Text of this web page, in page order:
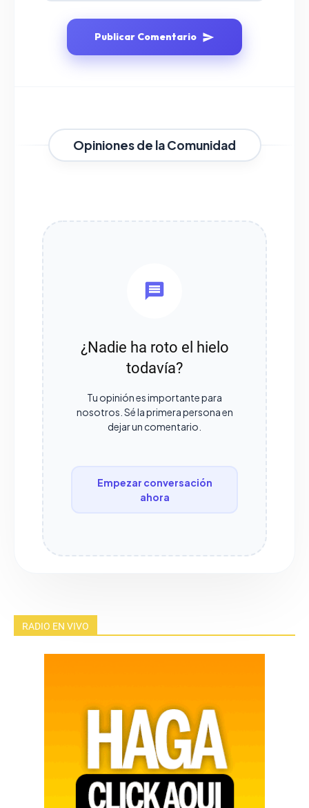
Publicar Comentario
Opiniones de la Comunidad
¿Nadie ha roto el hielo
todavía?
Tu opinión es importante para
nosotros. Sé la primera persona en
dejar un comentario.
Empezar conversación
ahora
RADIO EN VIVO